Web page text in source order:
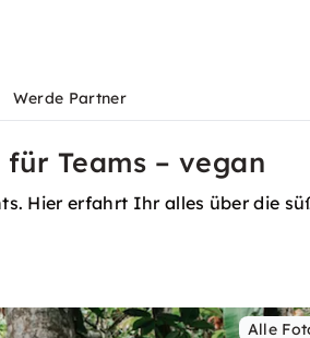
Werde Partner
Teams – vegan
Hier erfahrt Ihr alles über die
Alle